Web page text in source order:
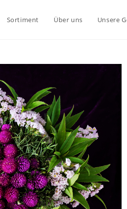
Sortiment Über uns Unsere